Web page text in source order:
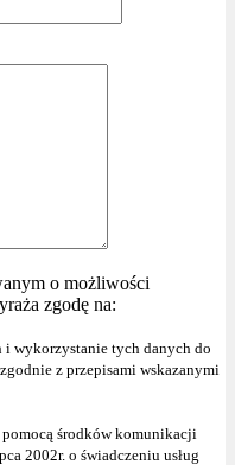
o możliwości
zgodę na:
i wykorzystanie tych danych do
z przepisami wskazanymi
środków komunikacji
2002r. o świadczeniu usług